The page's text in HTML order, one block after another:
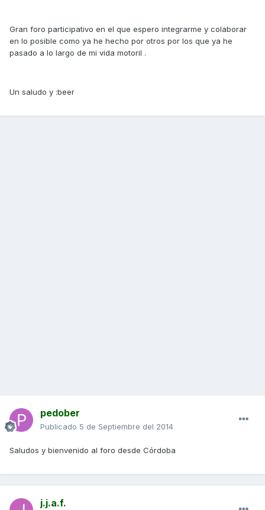
Gran foro participativo en el que espero integrarme y colaborar
en lo posible como ya he hecho por otros por los que ya he
pasado a lo largo de mi vida motoril .
Un saludo y :beer
pedober
Publicado 5 de Septiembre del 2014
Saludos y bienvenido al foro desde Córdoba
j.j.a.f.